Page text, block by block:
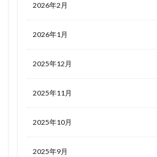
2026年2月
2026年1月
2025年12月
2025年11月
2025年10月
2025年9月